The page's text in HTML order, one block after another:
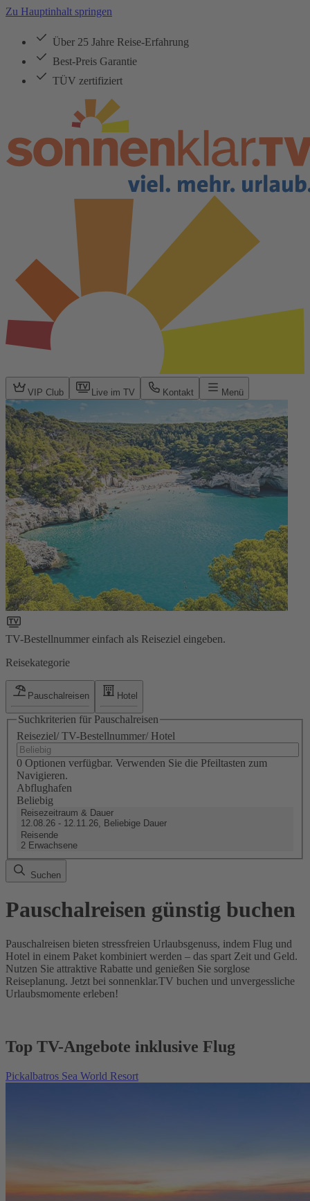
Zu Hauptinhalt springen
Über 25 Jahre Reise-Erfahrung
Best-Preis Garantie
TÜV zertifiziert
VIP Club Live im TV Kontakt Menü
TV-Bestellnummer einfach als Reiseziel eingeben.
Reisekategorie
Pauschalreisen Hotel
Suchkriterien für Pauschalreisen
Reiseziel/ TV-Bestellnummer/ Hotel
0 Optionen verfügbar. Verwenden Sie die Pfeiltasten zum
Navigieren.
Abflughafen
Beliebig
Reisezeitraum & Dauer
12.08.26 - 12.11.26, Beliebige Dauer
Reisende
2 Erwachsene
Suchen
Pauschalreisen günstig buchen
Pauschalreisen bieten stressfreien Urlaubsgenuss, indem Flug und
Hotel in einem Paket kombiniert werden – das spart Zeit und Geld.
Nutzen Sie attraktive Rabatte und genießen Sie sorglose
Reiseplanung. Jetzt bei sonnenklar.TV buchen und unvergessliche
Urlaubsmomente erleben!
Top TV-Angebote inklusive Flug
Pickalbatros Sea World Resort